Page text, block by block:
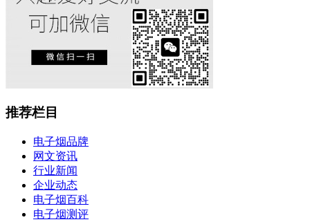
推荐栏目
电子烟品牌
网文资讯
行业新闻
企业动态
电子烟百科
电子烟测评